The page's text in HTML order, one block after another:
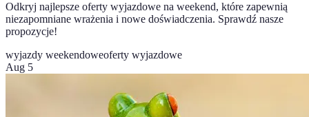
Odkryj najlepsze oferty wyjazdowe na weekend, które zapewnią
niezapomniane wrażenia i nowe doświadczenia. Sprawdź nasze
propozycje!
wyjazdy weekendoweoferty wyjazdowe
Aug 5